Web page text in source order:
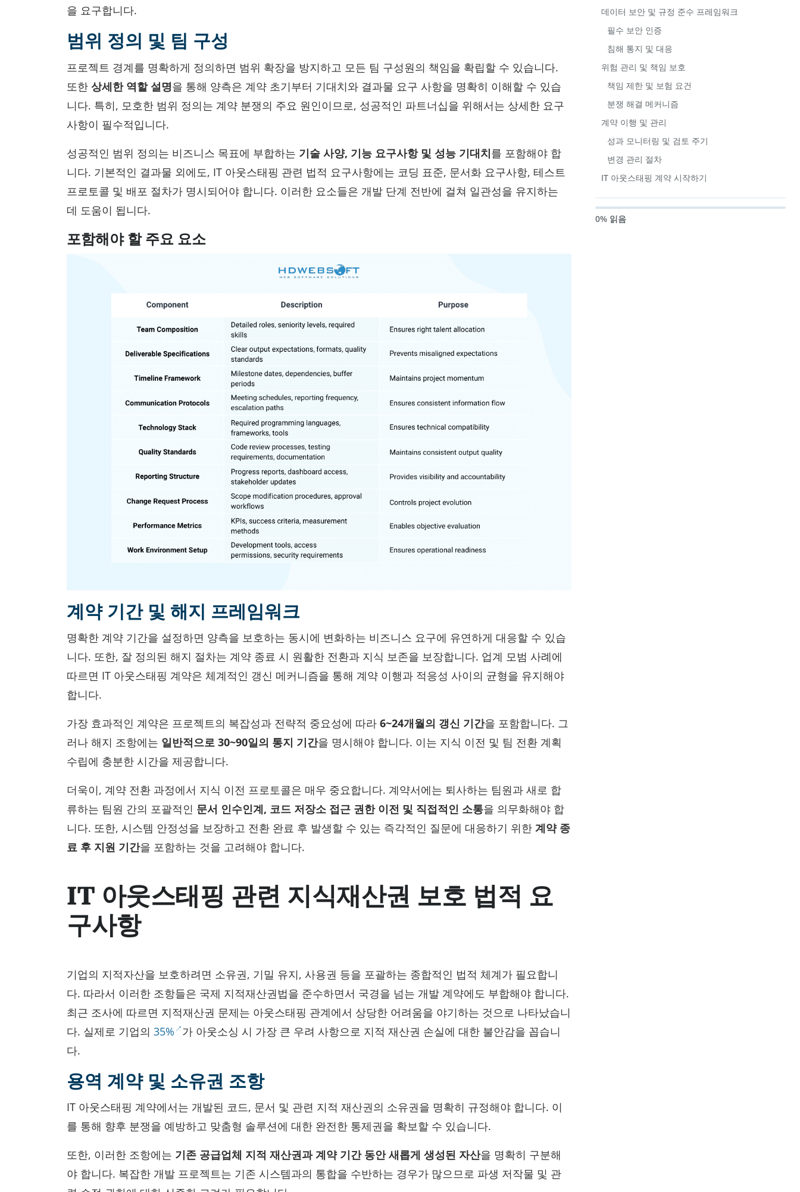
을 요구합니다.
범위 정의 및 팀 구성
프로젝트 경계를 명확하게 정의하면 범위 확장을 방지하고 모든 팀 구성원의 책임을 확립할 수 있습니다.
또한 상세한 역할 설명을 통해 양측은 계약 초기부터 기대치와 결과물 요구 사항을 명확히 이해할 수 있습
니다. 특히, 모호한 범위 정의는 계약 분쟁의 주요 원인이므로, 성공적인 파트너십을 위해서는 상세한 요구
사항이 필수적입니다.
성공적인 범위 정의는 비즈니스 목표에 부합하는 기술 사양, 기능 요구사항 및 성능 기대치를 포함해야 합
니다. 기본적인 결과물 외에도, IT 아웃스태핑 관련 법적 요구사항에는 코딩 표준, 문서화 요구사항, 테스트
프로토콜 및 배포 절차가 명시되어야 합니다. 이러한 요소들은 개발 단계 전반에 걸쳐 일관성을 유지하는
데 도움이 됩니다.
포함해야 할 주요 요소
계약 기간 및 해지 프레임워크
명확한 계약 기간을 설정하면 양측을 보호하는 동시에 변화하는 비즈니스 요구에 유연하게 대응할 수 있습
니다. 또한, 잘 정의된 해지 절차는 계약 종료 시 원활한 전환과 지식 보존을 보장합니다. 업계 모범 사례에
따르면 IT 아웃스태핑 계약은 체계적인 갱신 메커니즘을 통해 계약 이행과 적응성 사이의 균형을 유지해야
합니다.
가장 효과적인 계약은 프로젝트의 복잡성과 전략적 중요성에 따라 6~24개월의 갱신 기간을 포함합니다. 그
러나 해지 조항에는 일반적으로 30~90일의 통지 기간을 명시해야 합니다. 이는 지식 이전 및 팀 전환 계획
수립에 충분한 시간을 제공합니다.
더욱이, 계약 전환 과정에서 지식 이전 프로토콜은 매우 중요합니다. 계약서에는 퇴사하는 팀원과 새로 합
류하는 팀원 간의 포괄적인 문서 인수인계, 코드 저장소 접근 권한 이전 및 직접적인 소통을 의무화해야 합
니다. 또한, 시스템 안정성을 보장하고 전환 완료 후 발생할 수 있는 즉각적인 질문에 대응하기 위한 계약 종
료 후 지원 기간을 포함하는 것을 고려해야 합니다.
IT 아웃스태핑 관련 지식재산권 보호 법적 요
구사항
기업의 지적자산을 보호하려면 소유권, 기밀 유지, 사용권 등을 포괄하는 종합적인 법적 체계가 필요합니
다. 따라서 이러한 조항들은 국제 지적재산권법을 준수하면서 국경을 넘는 개발 계약에도 부합해야 합니다.
최근 조사에 따르면 지적재산권 문제는 아웃스태핑 관계에서 상당한 어려움을 야기하는 것으로 나타났습니
다. 실제로 기업의 35%
가 아웃소싱 시 가장 큰 우려 사항으로 지적 재산권 손실에 대한 불안감을 꼽습니
다.
용역 계약 및 소유권 조항
IT 아웃스태핑 계약에서는 개발된 코드, 문서 및 관련 지적 재산권의 소유권을 명확히 규정해야 합니다. 이
를 통해 향후 분쟁을 예방하고 맞춤형 솔루션에 대한 완전한 통제권을 확보할 수 있습니다.
또한, 이러한 조항에는 기존 공급업체 지적 재산권과 계약 기간 동안 새롭게 생성된 자산을 명확히 구분해
야 합니다. 복잡한 개발 프로젝트는 기존 시스템과의 통합을 수반하는 경우가 많으므로 파생 저작물 및 관
데이터 보안 및 규정 준수 프레임워크
필수 보안 인증
침해 통지 및 대응
위험 관리 및 책임 보호
책임 제한 및 보험 요건
분쟁 해결 메커니즘
계약 이행 및 관리
성과 모니터링 및 검토 주기
변경 관리 절차
IT 아웃스태핑 계약 시작하기
0% 읽음